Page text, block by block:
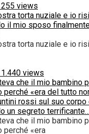
255 views
torta nuziale e io
il mio sposo
torta nuziale e io
1.440 views
che il mio bambino
perché «era del tutto
rossi sul suo corpo
un segreto terrificante…
che il mio bambino
perché «era